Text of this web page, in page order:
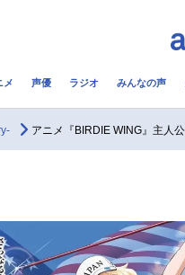
覧
事一覧
アニ
実写
メ 声優 ラジオ みんなの声
アニメ『BIRDIE WING』主人